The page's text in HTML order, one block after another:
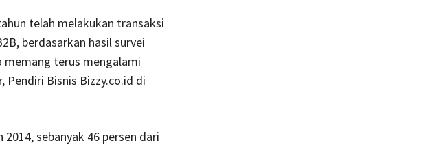
telah melakukan transaksi
berdasarkan hasil survei
terus mengalami
Pendiri Bisnis Bizzy.co.id di
sebanyak 46 persen dari